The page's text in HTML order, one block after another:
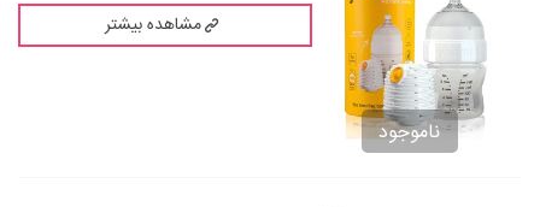
ناموجود
مشاهده بیشتر